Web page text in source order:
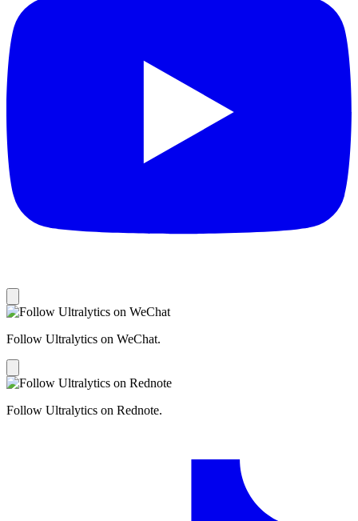
Follow Ultralytics on WeChat.
Follow Ultralytics on Rednote.